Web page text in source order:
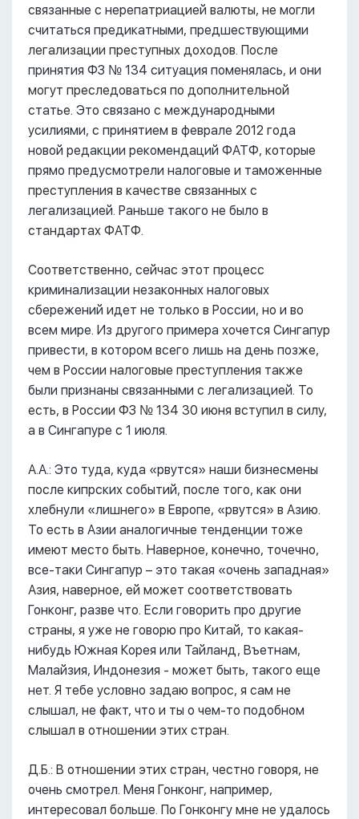
связанные с нерепатриацией валюты, не могли
считаться предикатными, предшествующими
легализации преступных доходов. После
принятия ФЗ № 134 ситуация поменялась, и они
могут преследоваться по дополнительной
статье. Это связано с международными
усилиями, с принятием в феврале 2012 года
новой редакции рекомендаций ФАТФ, которые
прямо предусмотрели налоговые и таможенные
преступления в качестве связанных с
легализацией. Раньше такого не было в
стандартах ФАТФ.
Соответственно, сейчас этот процесс
криминализации незаконных налоговых
сбережений идет не только в России, но и во
всем мире. Из другого примера хочется Сингапур
привести, в котором всего лишь на день позже,
чем в России налоговые преступления также
были признаны связанными с легализацией. То
есть, в России ФЗ № 134 30 июня вступил в силу,
а в Сингапуре с 1 июля.
А.А.: Это туда, куда «рвутся» наши бизнесмены
после кипрских событий, после того, как они
хлебнули «лишнего» в Европе, «рвутся» в Азию.
То есть в Азии аналогичные тенденции тоже
имеют место быть. Наверное, конечно, точечно,
все-таки Сингапур – это такая «очень западная»
Азия, наверное, ей может соответствовать
Гонконг, разве что. Если говорить про другие
страны, я уже не говорю про Китай, то какая-
нибудь Южная Корея или Тайланд, Въетнам,
Малайзия, Индонезия - может быть, такого еще
нет. Я тебе условно задаю вопрос, я сам не
слышал, не факт, что и ты о чем-то подобном
слышал в отношении этих стран.
Д.Б.: В отношении этих стран, честно говоря, не
очень смотрел. Меня Гонконг, например,
интересовал больше. По Гонконгу мне не удалось